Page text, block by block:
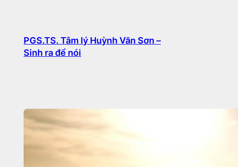
phầnPGS.TS. Tâm lý Huỳnh Văn Sơn –
Sinh ra để nói